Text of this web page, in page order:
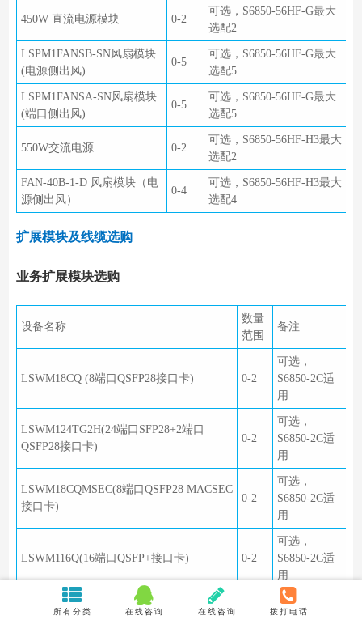
450W 直流电源模块 0-2
可选，S6850-56HF-G最大
选配2
LSPM1FANSB-SN风扇模块
(电源侧出风)
0-5
可选，S6850-56HF-G最大
选配5
LSPM1FANSA-SN风扇模块
(端口侧出风)
0-5
可选，S6850-56HF-G最大
选配5
550W交流电源 0-2
可选，S6850-56HF-H3最大
选配2
FAN-40B-1-D 风扇模块（电
源侧出风）
0-4
可选，S6850-56HF-H3最大
选配4
扩展模块及线缆选购
业务扩展模块选购
设备名称
数量
范围
备注
LSWM18CQ (8端口QSFP28接口卡) 0-2
可选，
S6850-2C适
用
LSWM124TG2H(24端口SFP28+2端口
QSFP28接口卡)
0-2
可选，
S6850-2C适
用
LSWM18CQMSEC(8端口QSFP28 MACSEC
接口卡)
0-2
可选，
S6850-2C适
用
LSWM116Q(16端口QSFP+接口卡) 0-2
可选，
S6850-2C适
用
可选，
所有分类 在线咨询 在线咨询 拨打电话